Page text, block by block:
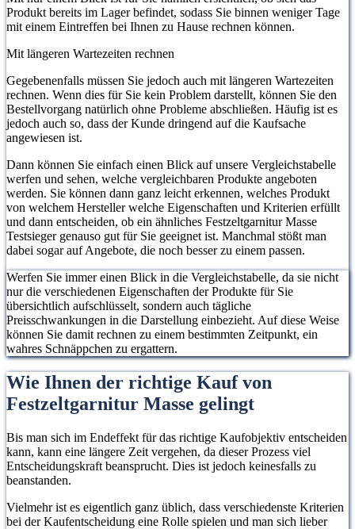
Produkt bereits im Lager befindet, sodass Sie binnen weniger Tage
mit einem Eintreffen bei Ihnen zu Hause rechnen können.
Mit längeren Wartezeiten rechnen
Gegebenenfalls müssen Sie jedoch auch mit längeren Wartezeiten
rechnen. Wenn dies für Sie kein Problem darstellt, können Sie den
Bestellvorgang natürlich ohne Probleme abschließen. Häufig ist es
jedoch auch so, dass der Kunde dringend auf die Kaufsache
angewiesen ist.
Dann können Sie einfach einen Blick auf unsere Vergleichstabelle
werfen und sehen, welche vergleichbaren Produkte angeboten
werden. Sie können dann ganz leicht erkennen, welches Produkt
von welchem Hersteller welche Eigenschaften und Kriterien erfüllt
und dann entscheiden, ob ein ähnliches Festzeltgarnitur Masse
Testsieger genauso gut für Sie geeignet ist. Manchmal stößt man
dabei sogar auf Angebote, die noch besser zu einem passen.
Werfen Sie immer einen Blick in die Vergleichstabelle, da sie nicht
nur die verschiedenen Eigenschaften der Produkte für Sie
übersichtlich aufschlüsselt, sondern auch tägliche
Preisschwankungen in die Darstellung einbezieht. Auf diese Weise
können Sie damit rechnen zu einem bestimmten Zeitpunkt, ein
wahres Schnäppchen zu ergattern.
Wie Ihnen der richtige Kauf von
Festzeltgarnitur Masse gelingt
Bis man sich im Endeffekt für das richtige Kaufobjektiv entscheiden
kann, kann eine längere Zeit vergehen, da dieser Prozess viel
Entscheidungskraft beansprucht. Dies ist jedoch keinesfalls zu
beanstanden.
Vielmehr ist es eigentlich ganz üblich, dass verschiedenste Kriterien
bei der Kaufentscheidung eine Rolle spielen und man sich lieber